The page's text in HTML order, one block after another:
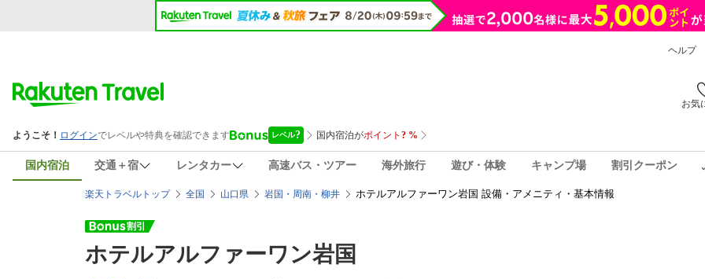
ヘルプ
お気
国内宿泊 交通＋宿 レンタカー 高速バス・ツアー 海外旅行 遊び・体験 キャンプ場 割引クーポン
楽天トラベルトップ 全国 山口県 岩国・周南・柳井 ホテルアルファーワン岩国 設備・アメニティ・基本情報
ホテルアルファーワン岩国